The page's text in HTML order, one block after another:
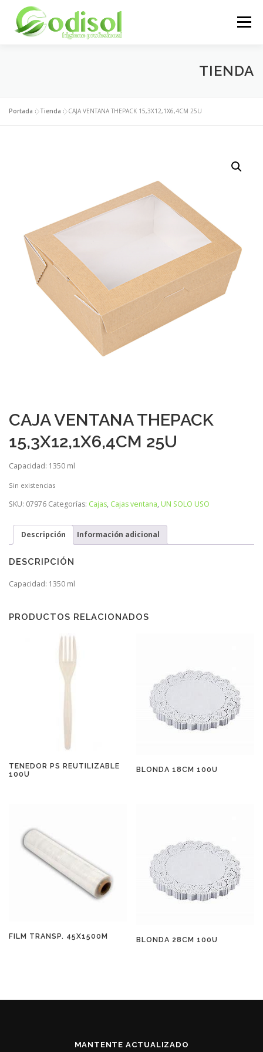
contenido
Menú
ÁREA CLIENTES CONTACTO
TIENDA
Portada »Tienda »CAJA VENTANA THEPACK 15,3X12,1X6,4CM 25U
CAJA VENTANA THEPACK
15,3X12,1X6,4CM 25U
Capacidad: 1350 ml
Sin existencias
SKU: 07976 Categorías: Cajas, Cajas ventana, UN SOLO USO
Descripción Información adicional
DESCRIPCIÓN
Capacidad: 1350 ml
PRODUCTOS RELACIONADOS
TENEDOR PS REUTILIZABLE
100U
BLONDA 18CM 100U
FILM TRANSP. 45X1500M BLONDA 28CM 100U
MANTENTE ACTUALIZADO